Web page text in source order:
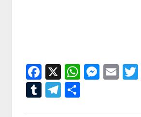
Facebook
X
TumblrTelegram